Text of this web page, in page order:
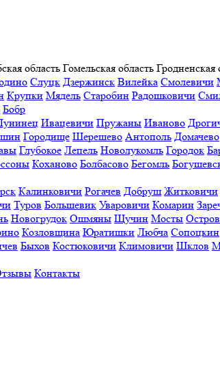
область Гомельская область Гродненская
Слуцк Дзержинск Вилейка Смолевичи
Крупки Мядель Старобин Радошковичи
Бобр
Ивацевичи Пружаны Иваново
Городище Шерешево Антополь Домачево
Глубокое Лепель Новолукомль Городок
Коханово Болбасово Бегомль
Калинковичи Рогачев Добруш Житковичи
Туров Большевик Уваровичи Комарин
Новогрудок Ошмяны Щучин Мосты
Козловщина Юратишки Любча Сопоцкин
Быхов Костюковичи Климовичи Шклов
Контакты